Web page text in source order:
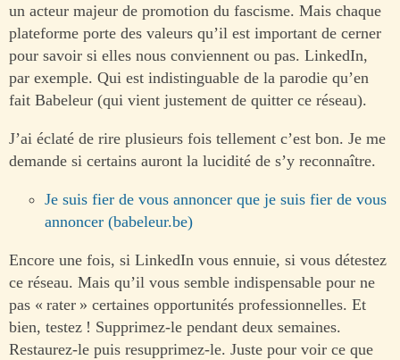
un acteur majeur de promotion du fascisme. Mais chaque
plateforme porte des valeurs qu’il est important de cerner
pour savoir si elles nous conviennent ou pas. LinkedIn,
par exemple. Qui est indistinguable de la parodie qu’en
fait Babeleur (qui vient justement de quitter ce réseau).
J’ai éclaté de rire plusieurs fois tellement c’est bon. Je me
demande si certains auront la lucidité de s’y reconnaître.
Je suis fier de vous annoncer que je suis fier de vous
annoncer (babeleur.be)
Encore une fois, si LinkedIn vous ennuie, si vous détestez
ce réseau. Mais qu’il vous semble indispensable pour ne
pas « rater » certaines opportunités professionnelles. Et
bien, testez ! Supprimez-le pendant deux semaines.
Restaurez-le puis resupprimez-le. Juste pour voir ce que